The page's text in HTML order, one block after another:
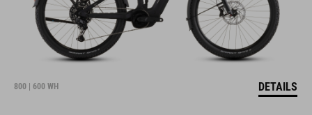
800 | 600 WH DETAILS